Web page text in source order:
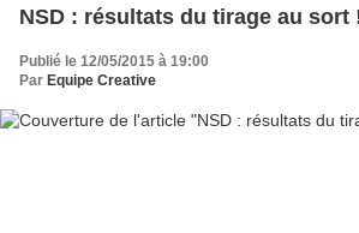
NSD : résultats du tirage au sort
Publié le 12/05/2015 à 19:00
Par Equipe Creative